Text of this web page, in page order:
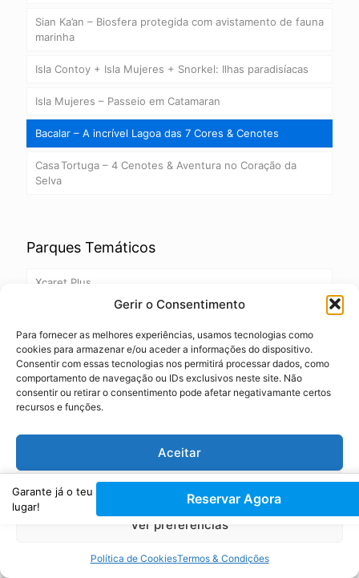
Gerir o Consentimento
Para fornecer as melhores experiências, usamos tecnologias como
cookies para armazenar e/ou aceder a informações do dispositivo.
Consentir com essas tecnologias nos permitirá processar dados, como
comportamento de navegação ou IDs exclusivos neste site. Não
consentir ou retirar o consentimento pode afetar negativamante certos
recursos e funções.
Aceitar
Ver preferências
Política de CookiesTermos & Condições
Sian Ka’an – Biosfera protegida com avistamento de fauna
marinha
Isla Contoy + Isla Mujeres + Snorkel: Ilhas paradisíacas
Isla Mujeres – Passeio em Catamaran
Bacalar – A incrível Lagoa das 7 Cores & Cenotes
Casa Tortuga – 4 Cenotes & Aventura no Coração da
Selva
Parques Temáticos
Xcaret Plus
Xel-Ha – Parque Aquático Natural
Xplor – Parque Aventura
Xplor Fuego
Outros Tours e Actividades
Garante já o teu
lugar!
Reservar Agora